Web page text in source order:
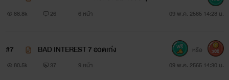
หญิงสาวผู้ต้องทำงานส่งตัวเองเรียนและรับผิดชอบอะไรอีก
มากมาย ฮอตพอตัว เป็นคนค่อนข้างมั่นใจในตัวเอง
88.8k 26 6 หน้า 09 พ.ค. 2565 14:28 น.
#7 BAD INTEREST 7 อวดเก่ง
80.5k 37 9 หน้า 09 พ.ค. 2565 14:30 น.
หรือ 300